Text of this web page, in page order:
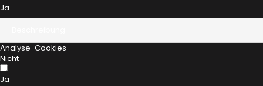
Ja
Analyse-Cookies
Nicht
Ja